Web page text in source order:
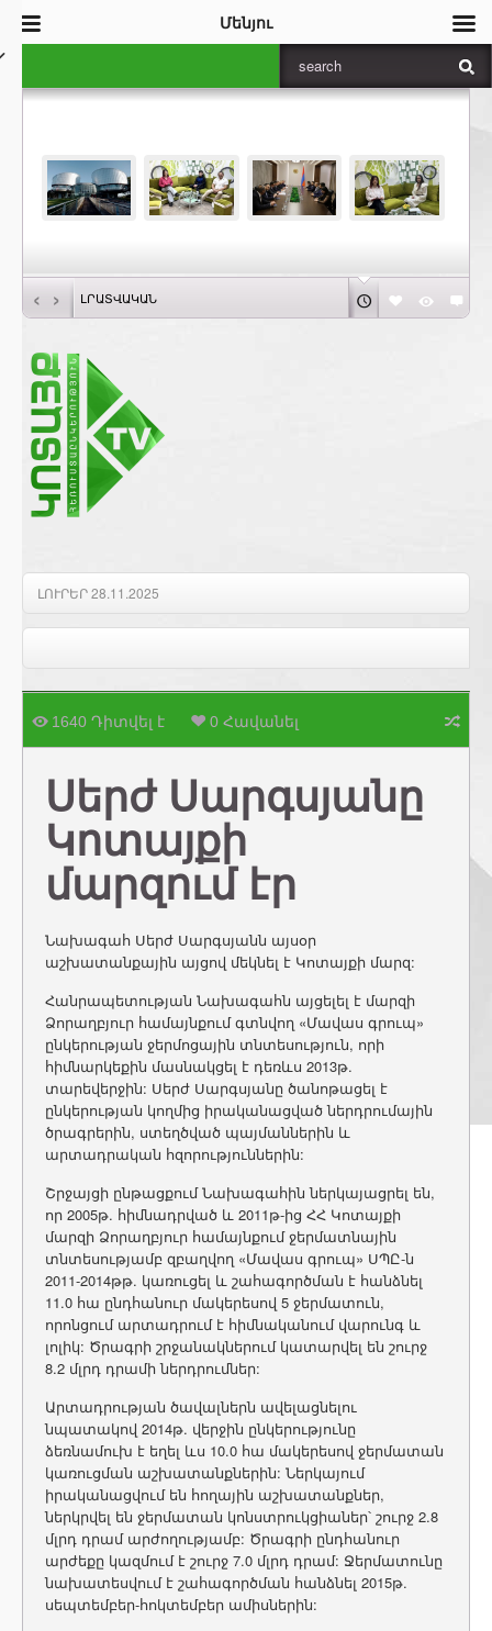
‹ › ԼՐԱՏՎԱԿԱՆ
ԼՈՒՐԵՐ 28.11.2025
1640 Դիտվել է 0 Հավանել
Սերժ Սարգսյանը
Կոտայքի
մարզում էր
Նախագահ Սերժ Սարգսյանն այսօր
աշխատանքային այցով մեկնել է Կոտայքի մարզ:
Հանրապետության Նախագահն այցելել է մարզի
Ձորաղբյուր համայնքում գտնվող «Մավաս գրուպ»
ընկերության ջերմոցային տնտեսություն, որի
հիմնարկեքին մասնակցել է դեռևս 2013թ.
տարեվերջին: Սերժ Սարգսյանը ծանոթացել է
ընկերության կողմից իրականացված ներդրումային
ծրագրերին, ստեղծված պայմաններին և
արտադրական հզորություններին:
Շրջայցի ընթացքում Նախագահին ներկայացրել են,
որ 2005թ. հիմնադրված և 2011թ-ից ՀՀ Կոտայքի
մարզի Ձորաղբյուր համայնքում ջերմատնային
տնտեսությամբ զբաղվող «Մավաս գրուպ» ՍՊԸ-ն
2011-2014թթ. կառուցել և շահագործման է հանձնել
11.0 հա ընդհանուր մակերեսով 5 ջերմատուն,
որոնցում արտադրում է հիմնականում վարունգ և
լոլիկ: Ծրագրի շրջանակներում կատարվել են շուրջ
8.2 մլրդ դրամի ներդրումներ:
Արտադրության ծավալներն ավելացնելու
նպատակով 2014թ. վերջին ընկերությունը
ձեռնամուխ է եղել ևս 10.0 հա մակերեսով ջերմատան
կառուցման աշխատանքներին: Ներկայում
իրականացվում են հողային աշխատանքներ,
ներկրվել են ջերմատան կոնստրուկցիաներ՝ շուրջ 2.8
մլրդ դրամ արժողությամբ: Ծրագրի ընդհանուր
արժեքը կազմում է շուրջ 7.0 մլրդ դրամ: Ջերմատունը
նախատեսվում է շահագործման հանձնել 2015թ.
սեպտեմբեր-հոկտեմբեր ամիսներին:
Մենյու